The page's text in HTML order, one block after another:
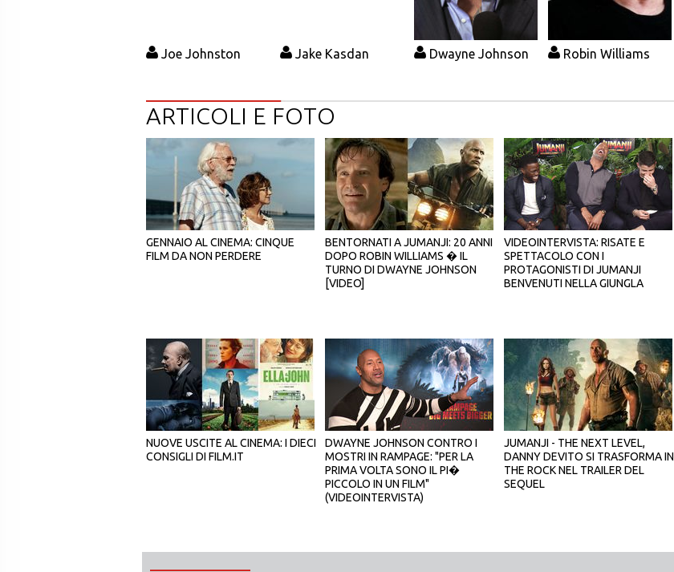
Joe Johnston Jake Kasdan Dwayne Johnson Robin Williams
ARTICOLI E FOTO
GENNAIO AL CINEMA: CINQUE
FILM DA NON PERDERE
BENTORNATI A JUMANJI: 20 ANNI
DOPO ROBIN WILLIAMS � IL
TURNO DI DWAYNE JOHNSON
[VIDEO]
VIDEOINTERVISTA: RISATE E
SPETTACOLO CON I
PROTAGONISTI DI JUMANJI
BENVENUTI NELLA GIUNGLA
NUOVE USCITE AL CINEMA: I DIECI
CONSIGLI DI FILM.IT
DWAYNE JOHNSON CONTRO I
MOSTRI IN RAMPAGE: "PER LA
PRIMA VOLTA SONO IL PI�
PICCOLO IN UN FILM"
(VIDEOINTERVISTA)
JUMANJI - THE NEXT LEVEL,
DANNY DEVITO SI TRASFORMA IN
THE ROCK NEL TRAILER DEL
SEQUEL